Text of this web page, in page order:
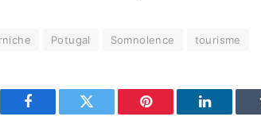
Potugal Somnolence tourisme
Facebook Twitter Pinterest LinkedIn